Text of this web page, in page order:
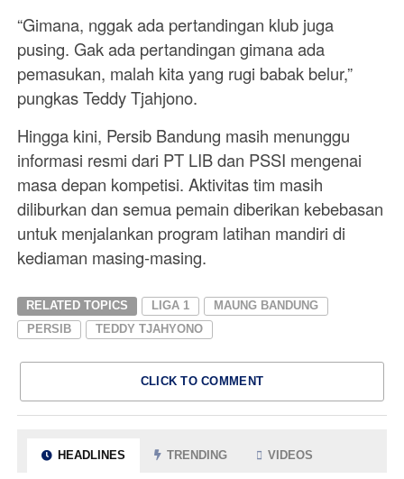
“Gimana, nggak ada pertandingan klub juga
pusing. Gak ada pertandingan gimana ada
pemasukan, malah kita yang rugi babak belur,”
pungkas Teddy Tjahjono.
Hingga kini, Persib Bandung masih menunggu
informasi resmi dari PT LIB dan PSSI mengenai
masa depan kompetisi. Aktivitas tim masih
diliburkan dan semua pemain diberikan kebebasan
untuk menjalankan program latihan mandiri di
kediaman masing-masing.
RELATED TOPICS LIGA 1
MAUNG BANDUNG
PERSIB
TEDDY TJAHYONO
CLICK TO COMMENT
HEADLINES TRENDING VIDEOS